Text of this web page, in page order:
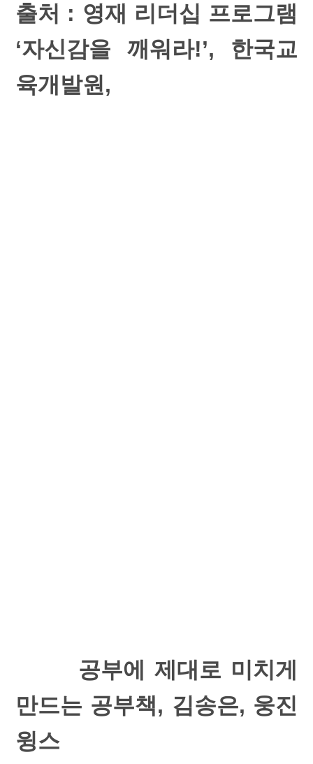
출처 : 영재 리더십 프로그램
‘자신감을 깨워라!’, 한국교
육개발원,
공부에 제대로 미치게
만드는 공부책, 김송은, 웅진
윙스